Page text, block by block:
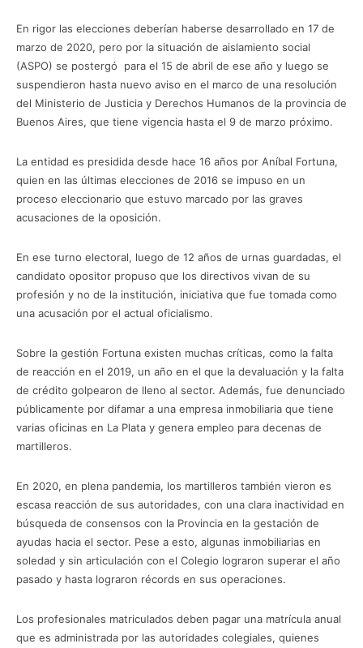
En rigor las elecciones deberían haberse desarrollado en 17 de
marzo de 2020, pero por la situación de aislamiento social
(ASPO) se postergó para el 15 de abril de ese año y luego se
suspendieron hasta nuevo aviso en el marco de una resolución
del Ministerio de Justicia y Derechos Humanos de la provincia de
Buenos Aires, que tiene vigencia hasta el 9 de marzo próximo.
La entidad es presidida desde hace 16 años por Aníbal Fortuna,
quien en las últimas elecciones de 2016 se impuso en un
proceso eleccionario que estuvo marcado por las graves
acusaciones de la oposición.
En ese turno electoral, luego de 12 años de urnas guardadas, el
candidato opositor propuso que los directivos vivan de su
profesión y no de la institución, iniciativa que fue tomada como
una acusación por el actual oficialismo.
Sobre la gestión Fortuna existen muchas críticas, como la falta
de reacción en el 2019, un año en el que la devaluación y la falta
de crédito golpearon de lleno al sector. Además, fue denunciado
públicamente por difamar a una empresa inmobiliaria que tiene
varias oficinas en La Plata y genera empleo para decenas de
martilleros.
En 2020, en plena pandemia, los martilleros también vieron es
escasa reacción de sus autoridades, con una clara inactividad en
búsqueda de consensos con la Provincia en la gestación de
ayudas hacia el sector. Pese a esto, algunas inmobiliarias en
soledad y sin articulación con el Colegio lograron superar el año
pasado y hasta lograron récords en sus operaciones.
Los profesionales matriculados deben pagar una matrícula anual
que es administrada por las autoridades colegiales, quienes